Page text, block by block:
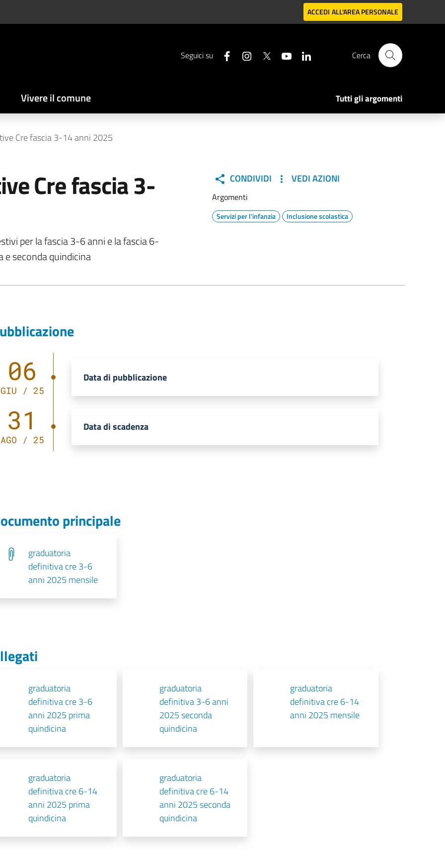
ACCEDI ALL'AREA PERSONALE
Seguici su Cerca
Vivere il comune Tutti gli argomenti
Cre fascia 3-14 anni 2025
Cre fascia 3-
per la fascia 3-6 anni e la fascia 6-
e seconda quindicina
CONDIVIDI VEDI AZIONI
Argomenti
Servizi per l'infanzia Inclusione scolastica
06
GIU / 25
Data di pubblicazione
31
AGO / 25
Data di scadenza
principale
graduatoria
definitiva cre 3-6
anni 2025 mensile
graduatoria
definitiva cre 3-6
anni 2025 prima
quindicina
graduatoria
definitiva 3-6 anni
2025 seconda
quindicina
graduatoria
definitiva cre 6-14
anni 2025 mensile
graduatoria
definitiva cre 6-14
anni 2025 prima
quindicina
graduatoria
definitiva cre 6-14
anni 2025 seconda
quindicina